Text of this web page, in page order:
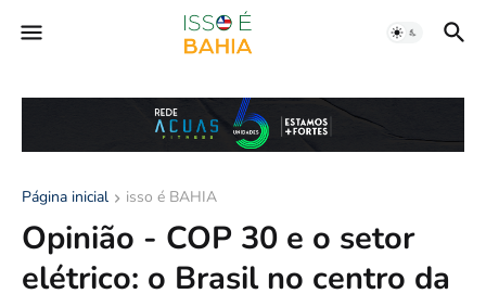
Página inicial isso é BAHIA
Opinião - COP 30 e o setor
elétrico: o Brasil no centro da